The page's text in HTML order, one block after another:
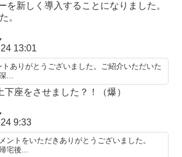
を新しく導入することになりました。
。
13:01
ありがとうございました。ご紹介いただいた
...
下座をさせました？！（爆）
9:33
ントをいただきありがとうございました。
宅後...